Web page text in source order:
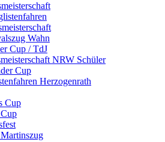
Wahn
Cup / TdJ
NRW Schüler
Cup
Herzogenrath
Cup